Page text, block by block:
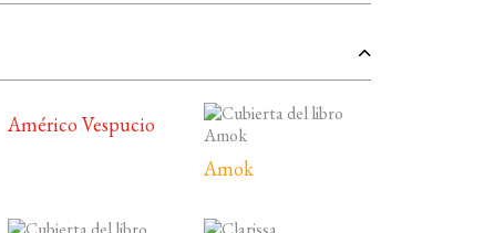
Américo Vespucio
Amok